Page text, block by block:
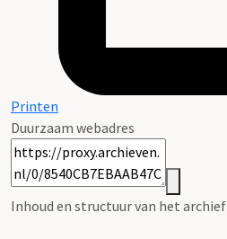
Printen
Duurzaam webadres
Inhoud en structuur van het archief